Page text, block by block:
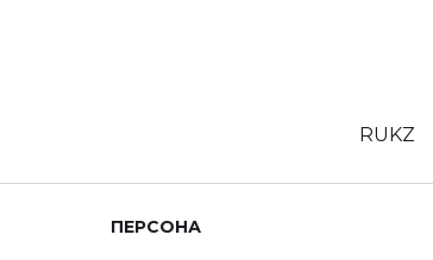
RUKZ
ПЕРСОНА